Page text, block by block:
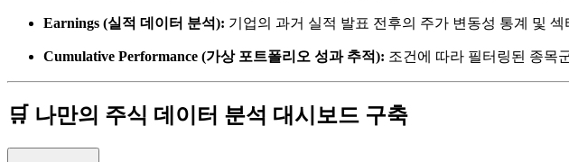
Earnings (실적 데이터 분석): 기업의 과거 실적 발표 전후의 주가 변동성 통계 및
Cumulative Performance (가상 포트폴리오 성과 추적): 조건에 따라 필터링된 종목
🛒 나만의 주식 데이터 분석 대시보드 구축